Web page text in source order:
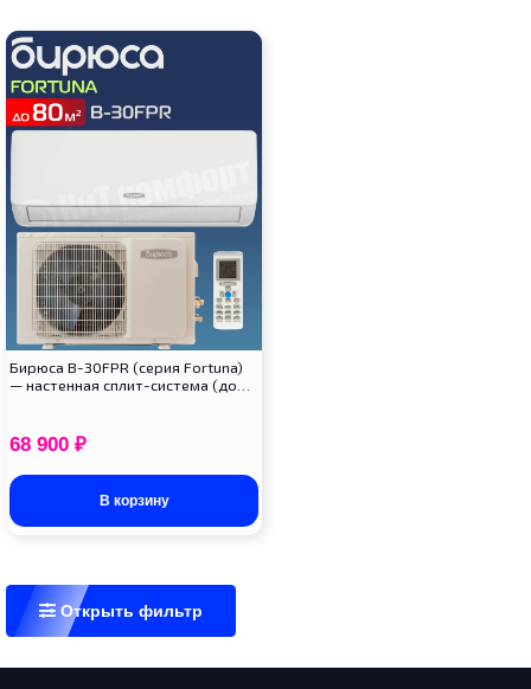
Бирюса B-30FPR (серия Fortuna)
— настенная сплит-система (до…
68 900 ₽
В корзину
Открыть фильтр